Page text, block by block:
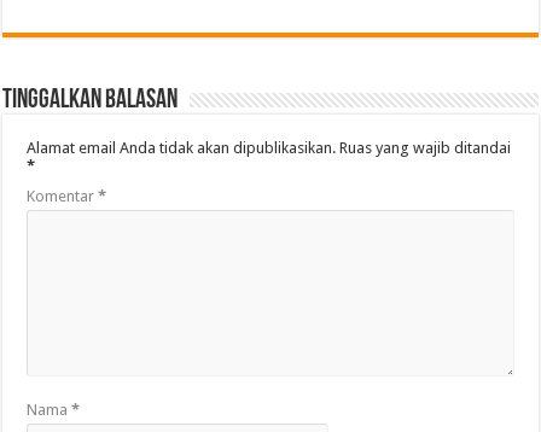
Tinggalkan Balasan
Alamat email Anda tidak akan dipublikasikan. Ruas yang wajib ditandai
*
Komentar*
Nama*